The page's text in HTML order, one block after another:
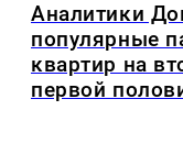
Аналитики
популярные
квартир на
первой